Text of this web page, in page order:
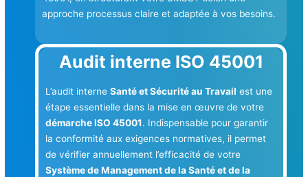
approche processus claire et adaptée à vos besoins.
Audit interne ISO 45001
L’audit interneSanté et Sécurité au Travail est une
étape essentielle dans la mise en œuvre de votre
démarche ISO 45001. Indispensable pour garantir
la conformité aux exigences normatives, il permet
de vérifier annuellement l’efficacité de votre
Système de Management de la Santé et de la